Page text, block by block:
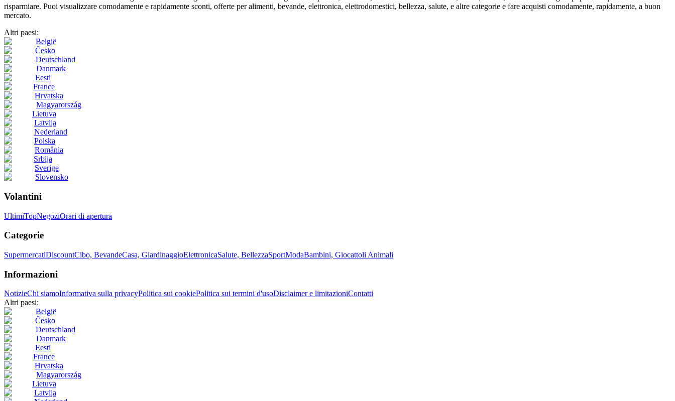
risparmiare. Puoi visualizzare comodamente e rapidamente sconti, offerte per alimenti, bevande, elettronica, elettrodomestici, bellezza, salute, e altre categorie e fare acquisti comodamente, rapidamente, a buon
mercato.
Altri paesi:
België
Česko
Deutschland
Danmark
Eesti
France
Hrvatska
Magyarország
Lietuva
Latvija
Nederland
Polska
România
Srbija
Sverige
Slovensko
Volantini
UltimiTopNegoziOrari di apertura
Categorie
SupermercatiDiscountCibo, BevandeCasa, GiardinaggioElettronicaSalute, BellezzaSportModaBambini, Giocattoli Animali
Informazioni
NotizieChi siamoInformativa sulla privacyPolitica sui cookiePolitica sui termini d'usoDisclaimer e limitazioniContatti
Altri paesi:
België
Česko
Deutschland
Danmark
Eesti
France
Hrvatska
Magyarország
Lietuva
Latvija